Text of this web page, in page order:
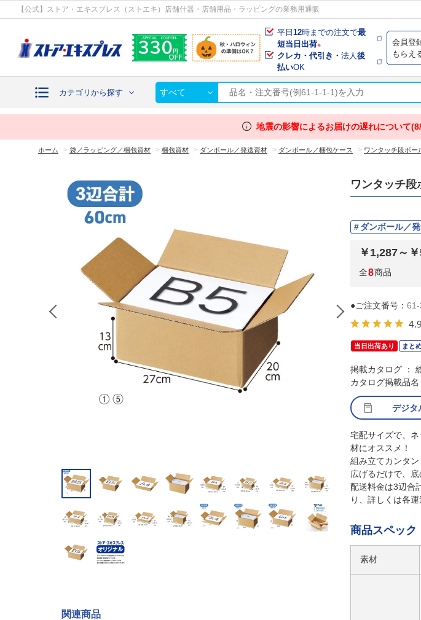
【公式】ストア・エキスプレス（ストエキ）店舗什器・店舗用品・ラッピングの業務用通販
平日12時までの注文で最
短当日出荷※
クレカ・代引き・法人後
払いOK
会員登
もらえ
カテゴリから探す すべて
info 地震の影響によるお届けの遅れについて
ホーム > 袋／ラッピング／梱包資材 > 梱包資材 > ダンボール／発送資材 > ダンボール／梱包ケース > ワンタッチ段ボー
関連商品
ワンタッチ
ダンボール／
￥1,287～
全8商品
●ご注文番号：
4.9
当日出荷あり まと
掲載カタログ ：
デジタ
カタログ掲載品
宅配サイズで、
材にオススメ！
組み立てカンタ
広げるだけで、底
配送料金は3辺合
り、詳しくは各
商品スペック
素材